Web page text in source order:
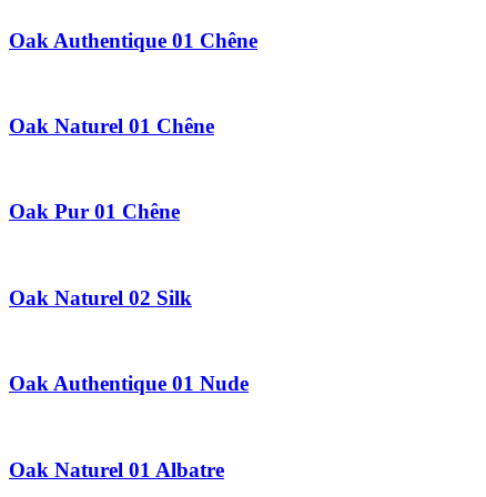
Oak Authentique 01 Chêne
Oak Naturel 01 Chêne
Oak Pur 01 Chêne
Oak Naturel 02 Silk
Oak Authentique 01 Nude
Oak Naturel 01 Albatre